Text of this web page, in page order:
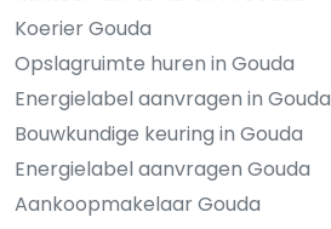
Koerier Gouda
Opslagruimte huren in Gouda
Energielabel aanvragen in Gouda
Bouwkundige keuring in Gouda
Energielabel aanvragen Gouda
Aankoopmakelaar Gouda